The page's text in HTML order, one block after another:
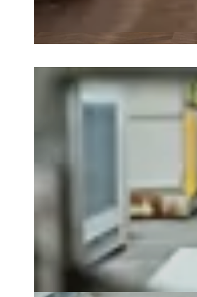
Loading image...